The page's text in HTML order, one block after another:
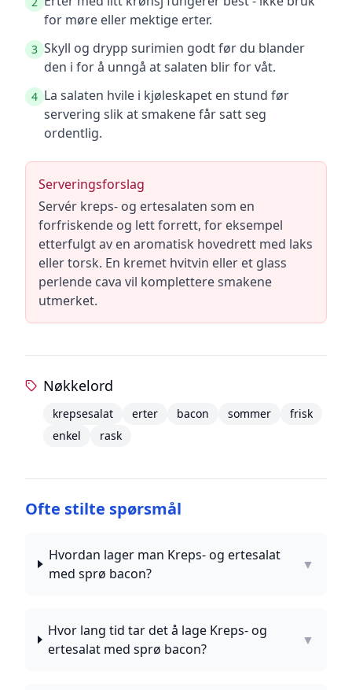
for møre eller mektige erter.
3 Skyll og drypp surimien godt før du blander
den i for å unngå at salaten blir for våt.
4 La salaten hvile i kjøleskapet en stund før
servering slik at smakene får satt seg
ordentlig.
Serveringsforslag
Servér kreps- og ertesalaten som en
forfriskende og lett forrett, for eksempel
etterfulgt av en aromatisk hovedrett med laks
eller torsk. En kremet hvitvin eller et glass
perlende cava vil komplettere smakene
utmerket.
Nøkkelord
krepsesalat erter bacon sommer
frisk
enkel
rask
Ofte stilte spørsmål
Hvordan lager man Kreps- og ertesalat
med sprø bacon?
▼
Hvor lang tid tar det å lage Kreps- og
ertesalat med sprø bacon?
▼